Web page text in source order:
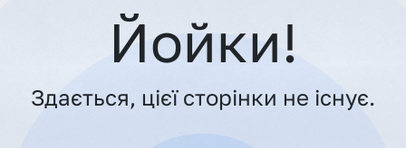
Йойки!
Здається, цієї сторінки не існує.